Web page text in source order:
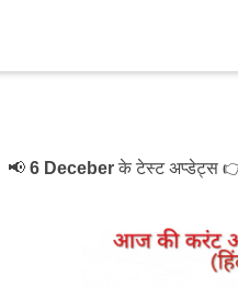
6 Deceberके टेस्ट अप्डेट्स 👉 ◆